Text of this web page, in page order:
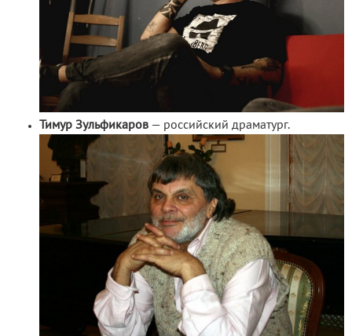
Тимур Зульфикаров — российский драматург.